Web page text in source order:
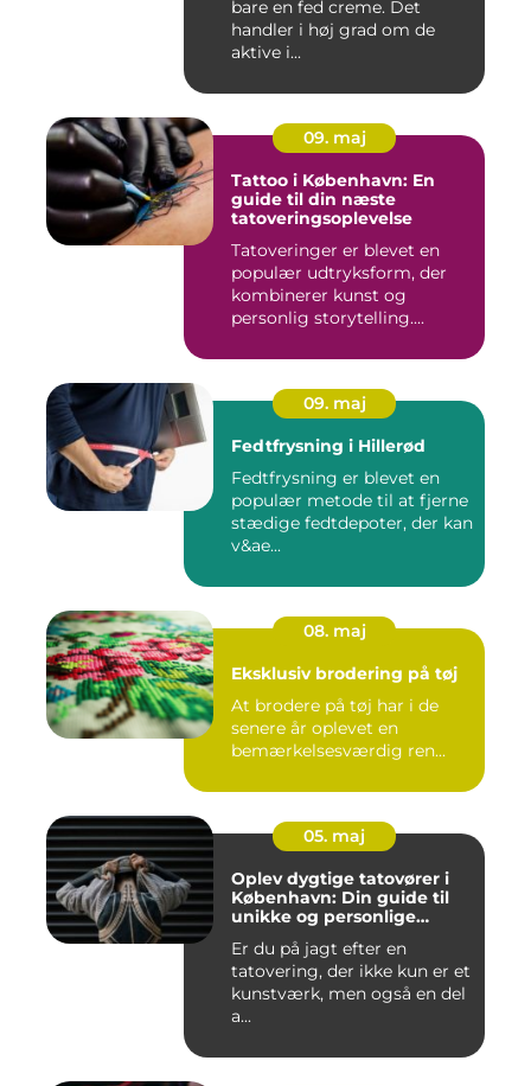
bare en fed creme. Det
handler i høj grad om de
aktive i...
09. maj
Tattoo i København: En
guide til din næste
tatoveringsoplevelse
Tatoveringer er blevet en
populær udtryksform, der
kombinerer kunst og
personlig storytelling....
09. maj
Fedtfrysning i Hillerød
Fedtfrysning er blevet en
populær metode til at fjerne
stædige fedtdepoter, der kan
v&ae...
08. maj
Eksklusiv brodering på tøj
At brodere på tøj har i de
senere år oplevet en
bemærkelsesværdig ren...
05. maj
Oplev dygtige tatovører i
København: Din guide til
unikke og personlige
Er du på jagt efter en
tatovering, der ikke kun er et
kunstværk, men også en del
a...